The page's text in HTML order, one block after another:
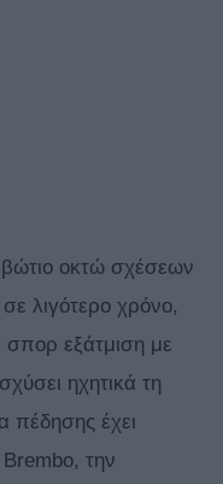
οκτώ σχέσεων
σε λιγότερο χρόνο,
σπορ εξάτμιση με
ηχητικά τη
έχει
την